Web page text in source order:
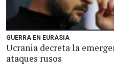
GUERRA EN EURASIA
Ucrania decreta la
ataques rusos